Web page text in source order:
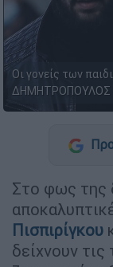
Οι γονείς των
ΔΗΜΗΤΡΟΠΟΥΛΟΣ
Στο φως της
Πισπιρίγκου
δείχνουν